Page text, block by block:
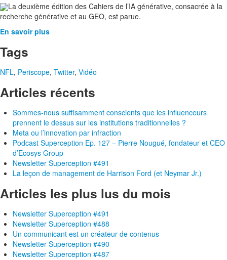
La deuxième édition des Cahiers de l’IA générative, consacrée à la
recherche générative et au GEO, est parue.
En savoir plus
Tags
NFL, Periscope, Twitter, Vidéo
Articles récents
Sommes-nous suffisamment conscients que les influenceurs
prennent le dessus sur les institutions traditionnelles ?
Meta ou l’innovation par infraction
Podcast Superception Ep. 127 – Pierre Nougué, fondateur et CEO
d’Ecosys Group
Newsletter Superception #491
La leçon de management de Harrison Ford (et Neymar Jr.)
Articles les plus lus du mois
Newsletter Superception #491
Newsletter Superception #488
Un communicant est un créateur de contenus
Newsletter Superception #490
Newsletter Superception #487